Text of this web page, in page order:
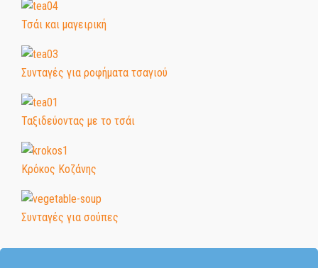
Τσάι και μαγειρική
Συνταγές για ροφήματα τσαγιού
Ταξιδεύοντας με το τσάι
Κρόκος Κοζάνης
Συνταγές για σούπες